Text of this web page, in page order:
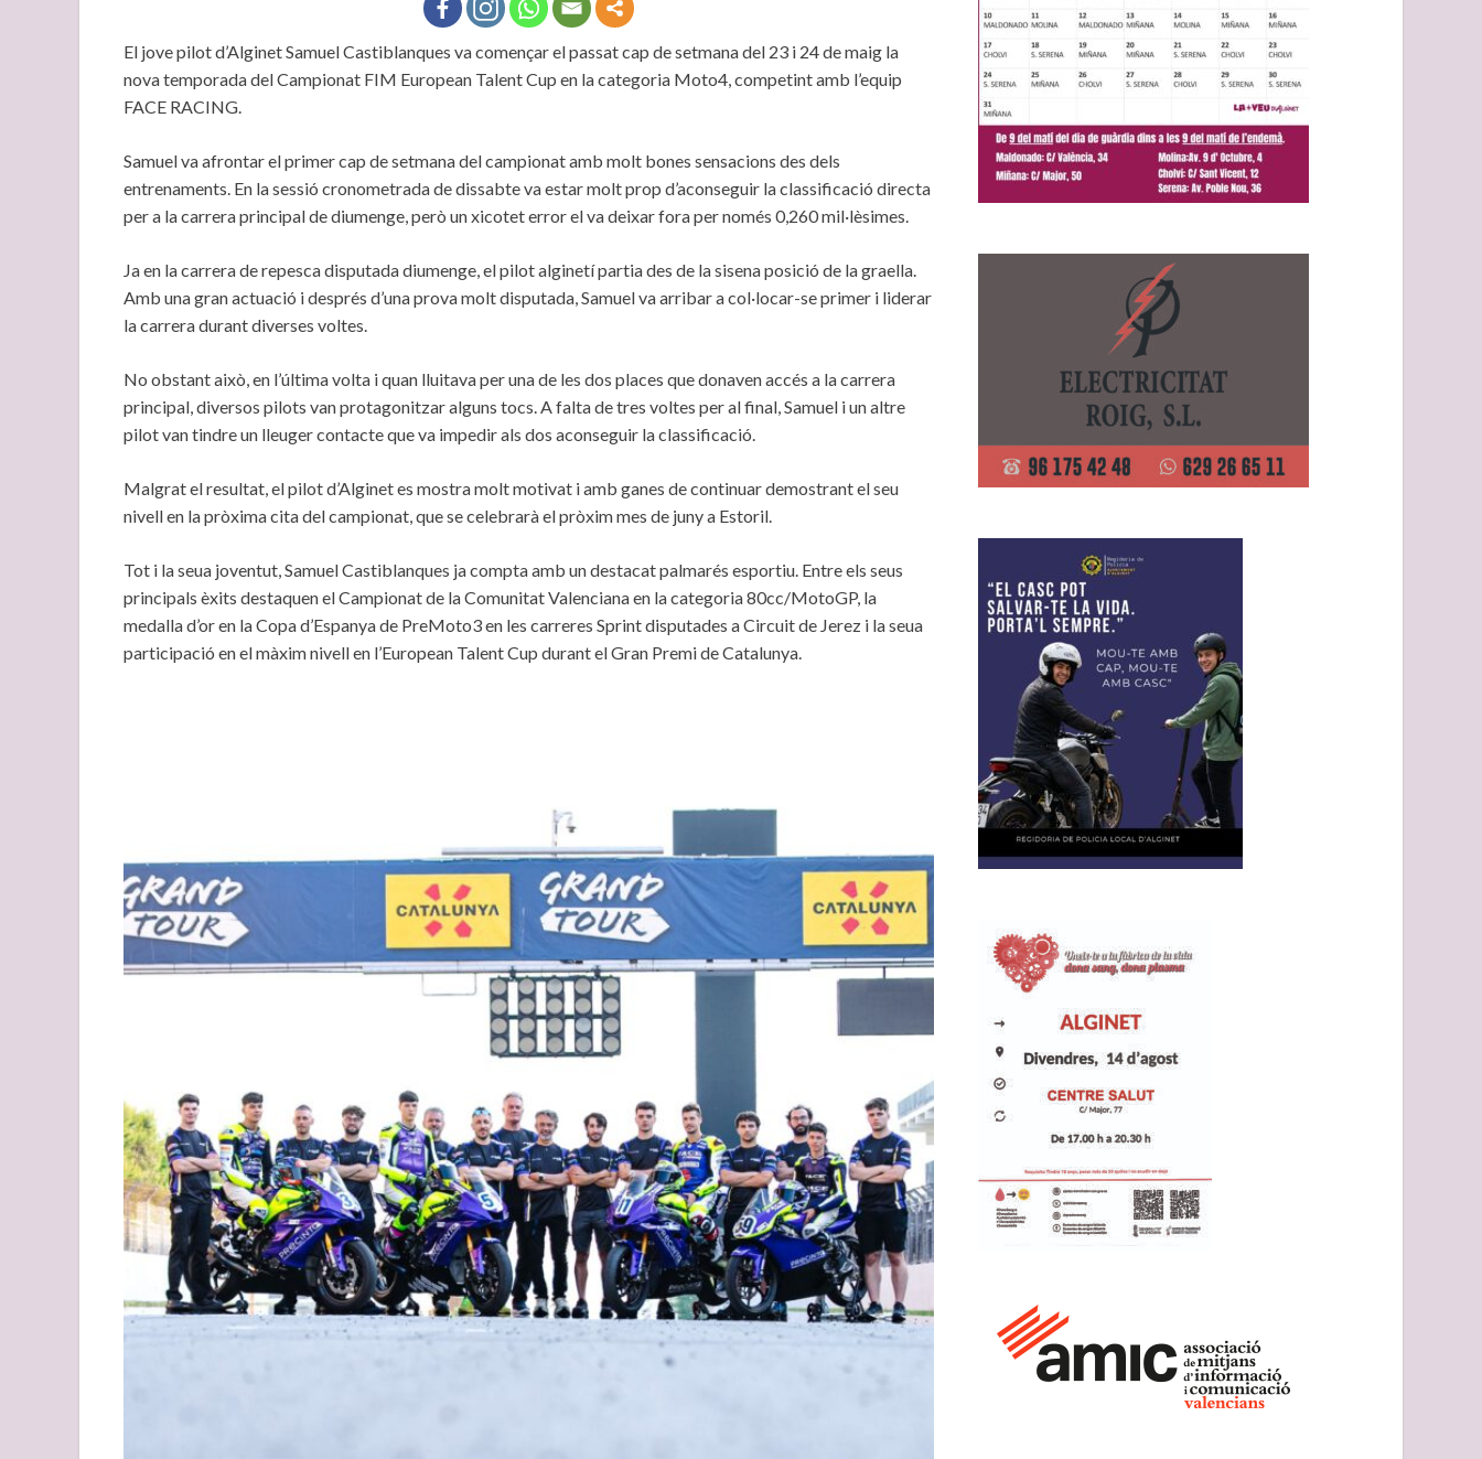
El jove pilot d’Alginet Samuel Castiblanques va començar el passat cap de setmana del 23 i 24 de maig la
nova temporada del Campionat FIM European Talent Cup en la categoria Moto4, competint amb l’equip
FACE RACING.
Samuel va afrontar el primer cap de setmana del campionat amb molt bones sensacions des dels
entrenaments. En la sessió cronometrada de dissabte va estar molt prop d’aconseguir la classificació directa
per a la carrera principal de diumenge, però un xicotet error el va deixar fora per només 0,260 mil·lèsimes.
Ja en la carrera de repesca disputada diumenge, el pilot alginetí partia des de la sisena posició de la graella.
Amb una gran actuació i després d’una prova molt disputada, Samuel va arribar a col·locar-se primer i liderar
la carrera durant diverses voltes.
No obstant això, en l’última volta i quan lluitava per una de les dos places que donaven accés a la carrera
principal, diversos pilots van protagonitzar alguns tocs. A falta de tres voltes per al final, Samuel i un altre
pilot van tindre un lleuger contacte que va impedir als dos aconseguir la classificació.
Malgrat el resultat, el pilot d’Alginet es mostra molt motivat i amb ganes de continuar demostrant el seu
nivell en la pròxima cita del campionat, que se celebrarà el pròxim mes de juny a Estoril.
Tot i la seua joventut, Samuel Castiblanques ja compta amb un destacat palmarés esportiu. Entre els seus
principals èxits destaquen el Campionat de la Comunitat Valenciana en la categoria 80cc/MotoGP, la
medalla d’or en la Copa d’Espanya de PreMoto3 en les carreres Sprint disputades a Circuit de Jerez i la seua
participació en el màxim nivell en l’European Talent Cup durant el Gran Premi de Catalunya.